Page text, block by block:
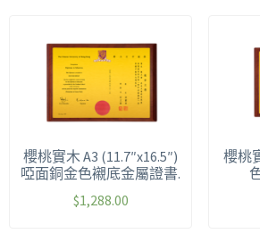
櫻桃實木 A3 (11.7″x16.5″)
啞面銅金色襯底金屬證書.
$1,288.00
櫻桃